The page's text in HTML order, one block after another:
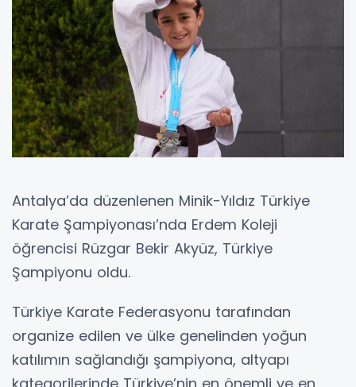
Antalya’da düzenlenen Minik-Yıldız Türkiye
Karate Şampiyonası’nda Erdem Koleji
öğrencisi Rüzgar Bekir Akyüz, Türkiye
Şampiyonu oldu.
Türkiye Karate Federasyonu tarafından
organize edilen ve ülke genelinden yoğun
katılımın sağlandığı şampiyona, altyapı